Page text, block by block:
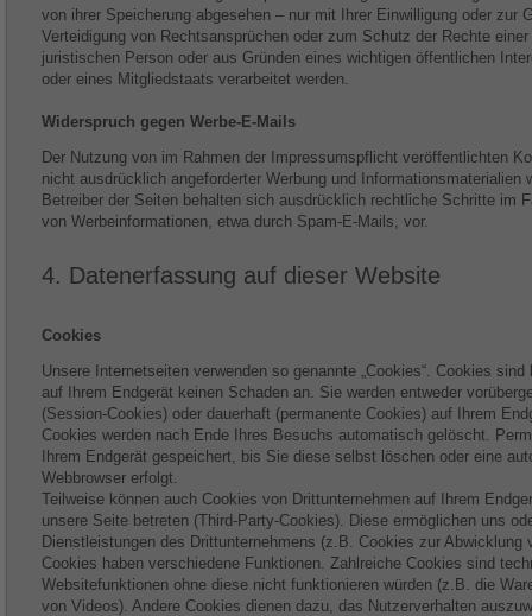
von ihrer Speicherung abgesehen – nur mit Ihrer Einwilligung oder zur
Verteidigung von Rechtsansprüchen oder zum Schutz der Rechte
juristischen Person oder aus Gründen eines wichtigen öffentlichen
oder eines Mitgliedstaats verarbeitet werden.
Widerspruch gegen Werbe-E-Mails
Der Nutzung von im Rahmen der Impressumspflicht veröffentlichten
nicht ausdrücklich angeforderter Werbung und Informationsmaterialien
Betreiber der Seiten behalten sich ausdrücklich rechtliche Schritte im
von Werbeinformationen, etwa durch Spam-E-Mails, vor.
4. Datenerfassung auf dieser Website
Cookies
Unsere Internetseiten verwenden so genannte „Cookies“. Cookies
auf Ihrem Endgerät keinen Schaden an. Sie werden entweder
(Session-Cookies) oder dauerhaft (permanente Cookies) auf Ihrem
Cookies werden nach Ende Ihres Besuchs automatisch gelöscht.
Ihrem Endgerät gespeichert, bis Sie diese selbst löschen oder eine
Webbrowser erfolgt.
Teilweise können auch Cookies von Drittunternehmen auf Ihrem
unsere Seite betreten (Third-Party-Cookies). Diese ermöglichen uns
Dienstleistungen des Drittunternehmens (z.B. Cookies zur Abwicklung
Cookies haben verschiedene Funktionen. Zahlreiche Cookies sind
Websitefunktionen ohne diese nicht funktionieren würden (z.B. die
von Videos). Andere Cookies dienen dazu, das Nutzerverhalten